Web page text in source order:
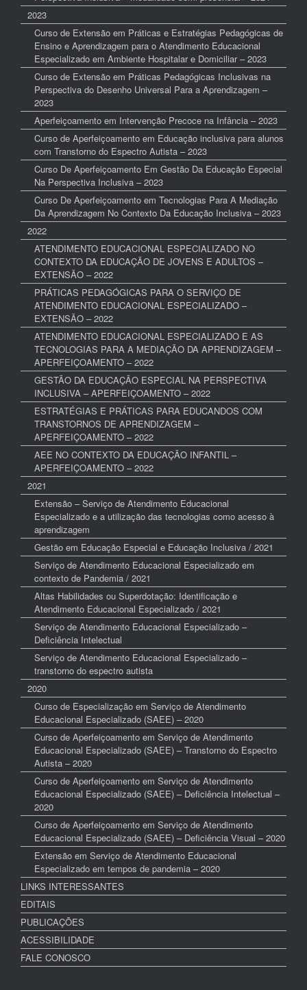
2023
Curso de Extensão em Práticas e Estratégias Pedagógicas de
Ensino e Aprendizagem para o Atendimento Educacional
Especializado em Ambiente Hospitalar e Domiciliar – 2023
Curso de Extensão em Práticas Pedagógicas Inclusivas na
Perspectiva do Desenho Universal Para a Aprendizagem –
2023
Aperfeiçoamento em Intervenção Precoce na Infância – 2023
Curso de Aperfeiçoamento em Educação inclusiva para alunos
com Transtorno do Espectro Autista – 2023
Curso De Aperfeiçoamento Em Gestão Da Educação Especial
Na Perspectiva Inclusiva – 2023
Curso De Aperfeiçoamento em Tecnologias Para A Mediação
Da Aprendizagem No Contexto Da Educação Inclusiva – 2023
2022
ATENDIMENTO EDUCACIONAL ESPECIALIZADO NO
CONTEXTO DA EDUCAÇÃO DE JOVENS E ADULTOS –
EXTENSÃO – 2022
PRÁTICAS PEDAGÓGICAS PARA O SERVIÇO DE
ATENDIMENTO EDUCACIONAL ESPECIALIZADO –
EXTENSÃO – 2022
ATENDIMENTO EDUCACIONAL ESPECIALIZADO E AS
TECNOLOGIAS PARA A MEDIAÇÃO DA APRENDIZAGEM –
APERFEIÇOAMENTO – 2022
GESTÃO DA EDUCAÇÃO ESPECIAL NA PERSPECTIVA
INCLUSIVA – APERFEIÇOAMENTO – 2022
ESTRATÉGIAS E PRÁTICAS PARA EDUCANDOS COM
TRANSTORNOS DE APRENDIZAGEM –
APERFEIÇOAMENTO – 2022
AEE NO CONTEXTO DA EDUCAÇÃO INFANTIL –
APERFEIÇOAMENTO – 2022
2021
Extensão – Serviço de Atendimento Educacional
Especializado e a utilização das tecnologias como acesso à
aprendizagem
Gestão em Educação Especial e Educação Inclusiva / 2021
Serviço de Atendimento Educacional Especializado em
contexto de Pandemia / 2021
Altas Habilidades ou Superdotação: Identificação e
Atendimento Educacional Especializado / 2021
Serviço de Atendimento Educacional Especializado –
Deficiência Intelectual
Serviço de Atendimento Educacional Especializado –
transtorno do espectro autista
2020
Curso de Especialização em Serviço de Atendimento
Educacional Especializado (SAEE) – 2020
Curso de Aperfeiçoamento em Serviço de Atendimento
Educacional Especializado (SAEE) – Transtorno do Espectro
Autista – 2020
Curso de Aperfeiçoamento em Serviço de Atendimento
Educacional Especializado (SAEE) – Deficiência Intelectual –
2020
Curso de Aperfeiçoamento em Serviço de Atendimento
Educacional Especializado (SAEE) – Deficiência Visual – 2020
Extensão em Serviço de Atendimento Educacional
Especializado em tempos de pandemia – 2020
LINKS INTERESSANTES
EDITAIS
PUBLICAÇÕES
ACESSIBILIDADE
FALE CONOSCO